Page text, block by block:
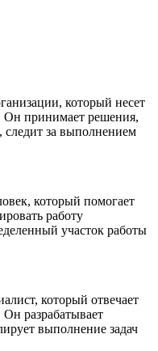
который несет
Он принимает решения,
следит за выполнением
который помогает
работу
участок работы
который отвечает
Он разрабатывает
выполнение задач